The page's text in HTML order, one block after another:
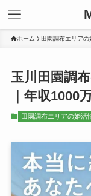
ホーム 田園調布エリアの
玉川田園調
｜年収1000
田園調布エリアの婚活